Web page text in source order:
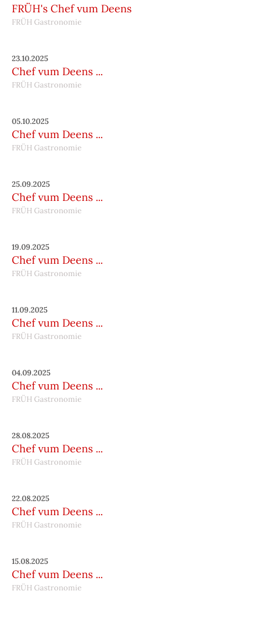
FRÜH's Chef vum Deens
FRÜH Gastronomie
23.10.2025
Chef vum Deens ...
FRÜH Gastronomie
05.10.2025
Chef vum Deens ...
FRÜH Gastronomie
25.09.2025
Chef vum Deens ...
FRÜH Gastronomie
19.09.2025
Chef vum Deens ...
FRÜH Gastronomie
11.09.2025
Chef vum Deens ...
FRÜH Gastronomie
04.09.2025
Chef vum Deens ...
FRÜH Gastronomie
28.08.2025
Chef vum Deens ...
FRÜH Gastronomie
22.08.2025
Chef vum Deens ...
FRÜH Gastronomie
15.08.2025
Chef vum Deens ...
FRÜH Gastronomie